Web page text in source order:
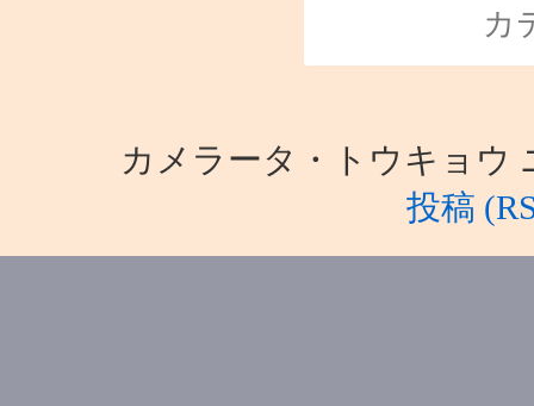
カ
カメラータ・トウキョウ
投稿